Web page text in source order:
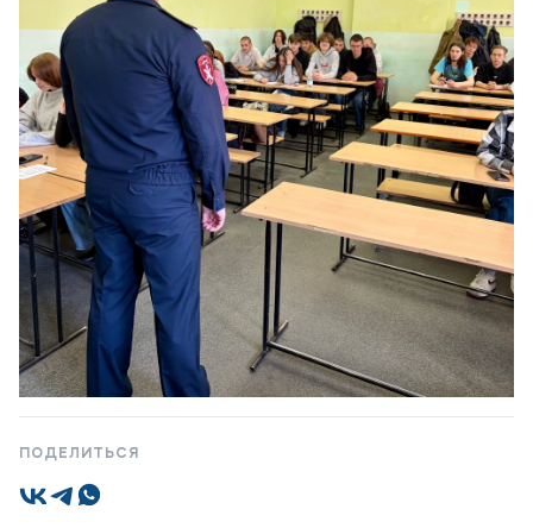
Приемная комиссия
+7 (495) 221-10-01
+7 (800) 200-80-66
Полезное
Об образовательной организации
Банковские реквизиты
Мы в соцсетях
Подобрать программу
ПОДЕЛИТЬСЯ